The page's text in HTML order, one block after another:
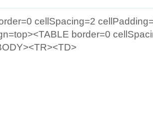
cellSpacing=2
border=0